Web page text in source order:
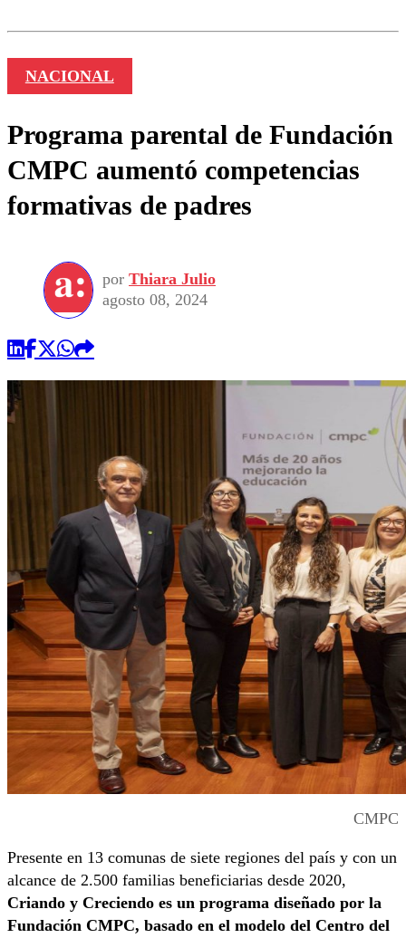
NACIONAL
Programa parental de Fundación
CMPC aumentó competencias
formativas de padres
por Thiara Julio
agosto 08, 2024
CMPC
Presente en 13 comunas de siete regiones del país y con un
alcance de 2.500 familias beneficiarias desde 2020,
Criando y Creciendo es un programa diseñado por la
Fundación CMPC, basado en el modelo del Centro del